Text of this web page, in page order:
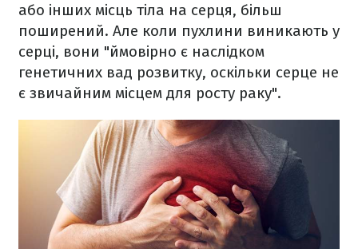
або інших місць тіла на серця, більш
поширений. Але коли пухлини виникають у
серці, вони "ймовірно є наслідком
генетичних вад розвитку, оскільки серце не
є звичайним місцем для росту раку".